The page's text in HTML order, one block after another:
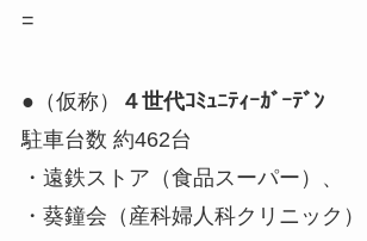
=
●（仮称）
４世代ｺﾐｭﾆﾃｨｰｶﾞｰﾃﾞﾝ
駐車台数 約462台
・遠鉄ストア（食品スーパー）、
・葵鐘会（産科婦人科クリニック）